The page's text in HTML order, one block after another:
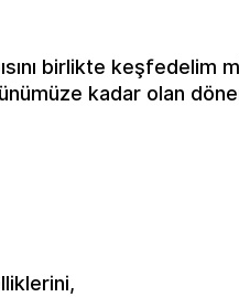
birlikte keşfedelim
kadar olan